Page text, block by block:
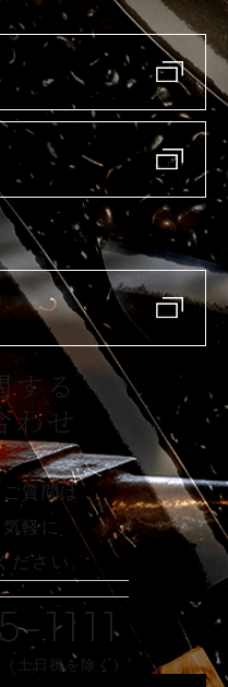
する
わせ
質問は
軽に
ださい。
1111
土日祝を除く）